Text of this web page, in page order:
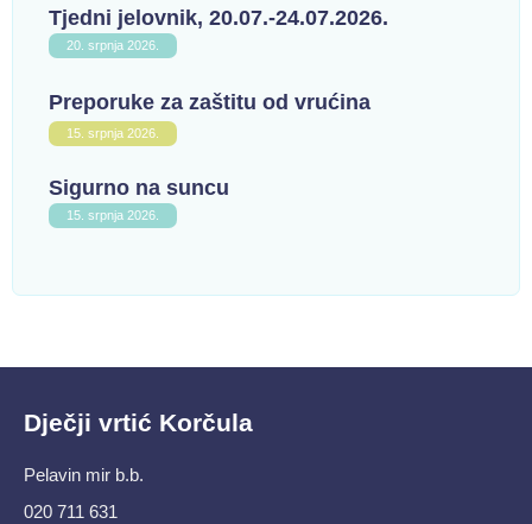
Tjedni jelovnik, 20.07.-24.07.2026.
20. srpnja 2026.
Preporuke za zaštitu od vrućina
15. srpnja 2026.
Sigurno na suncu
15. srpnja 2026.
Dječji vrtić Korčula
Pelavin mir b.b.
020 711 631